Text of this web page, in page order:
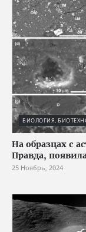
БИОЛОГИЯ,
На образцах с
Правда,
25 Ноябрь, 2024